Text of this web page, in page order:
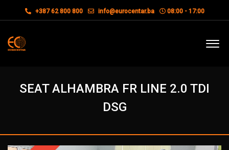
+387 62 800 800 info@eurocentar.ba 08:00 - 17:00
SEAT ALHAMBRA FR LINE 2.0 TDI
DSG